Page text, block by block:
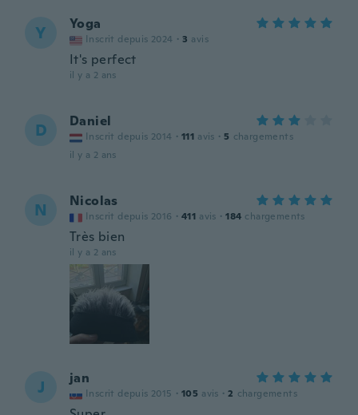
Y Yoga
Inscrit depuis 2024 · 3 avis
It's perfect
il y a 2 ans
D Daniel
Inscrit depuis 2014 · 111 avis · 5 chargements
il y a 2 ans
N Nicolas
Inscrit depuis 2016 · 411 avis · 184 chargements
Très bien
il y a 2 ans
J jan
Inscrit depuis 2015 · 105 avis · 2 chargements